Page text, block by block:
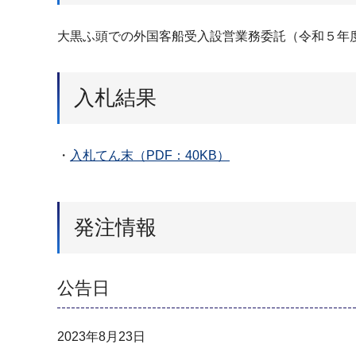
大黒ふ頭での外国客船受入設営業務委託（令和５年
入札結果
・ 入札てん末（PDF：40KB）
発注情報
公告日
2023年8月23日